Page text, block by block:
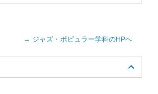
→ ジャズ・ポピュラー学科のHPへ